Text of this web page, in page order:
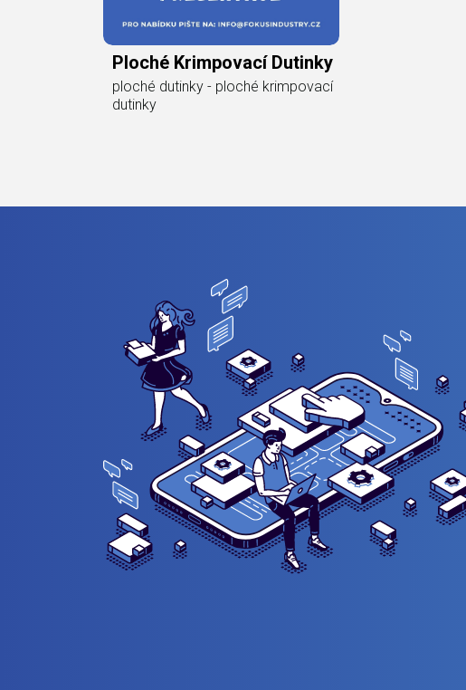
Ploché Krimpovací Dutinky
ploché dutinky - ploché krimpovací
dutinky